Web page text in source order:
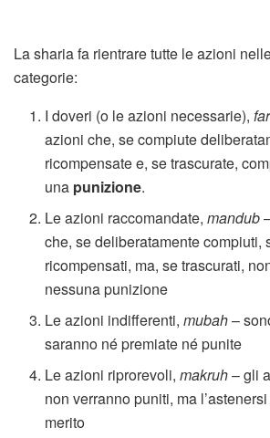
La sharia fa rientrare tutte le azioni
categorie:
I doveri (o le azioni necessarie),
azioni che, se compiute
ricompensate e, se trascurate,
una punizione.
Le azioni raccomandate,mandub
che, se deliberatamente compiuti,
ricompensati, ma, se trascurati,
nessuna punizione
Le azioni indifferenti,mubah–
saranno né premiate né punite
Le azioni riprorevoli,makruh– gli
non verranno puniti, ma
merito